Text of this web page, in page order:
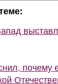
почему